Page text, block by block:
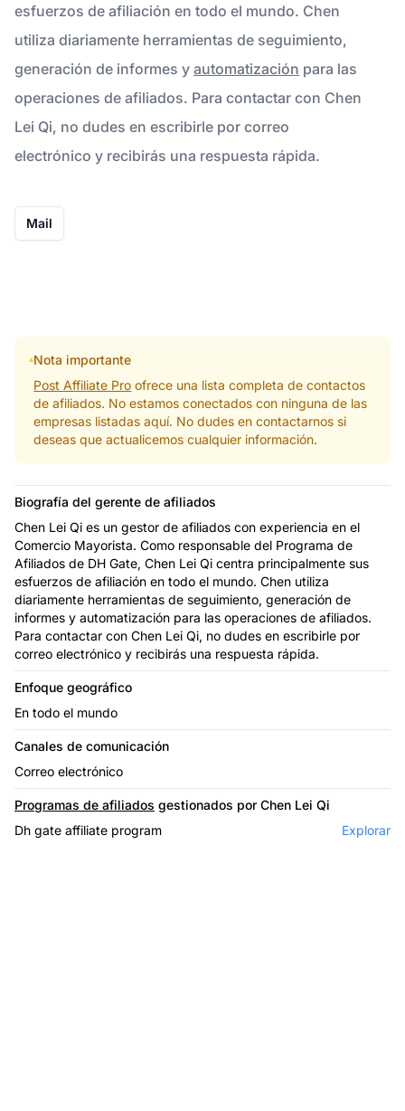
esfuerzos de afiliación en todo el mundo. Chen
utiliza diariamente herramientas de seguimiento,
generación de informes y automatización para las
operaciones de afiliados. Para contactar con Chen
Lei Qi, no dudes en escribirle por correo
electrónico y recibirás una respuesta rápida.
Mail
Nota importante
Post Affiliate Pro ofrece una lista completa de contactos
de afiliados. No estamos conectados con ninguna de las
empresas listadas aquí. No dudes en contactarnos si
deseas que actualicemos cualquier información.
Biografía del gerente de afiliados
Chen Lei Qi es un gestor de afiliados con experiencia en el
Comercio Mayorista. Como responsable del Programa de
Afiliados de DH Gate, Chen Lei Qi centra principalmente sus
esfuerzos de afiliación en todo el mundo. Chen utiliza
diariamente herramientas de seguimiento, generación de
informes y automatización para las operaciones de afiliados.
Para contactar con Chen Lei Qi, no dudes en escribirle por
correo electrónico y recibirás una respuesta rápida.
Enfoque geográfico
En todo el mundo
Canales de comunicación
Correo electrónico
Programas de afiliados gestionados por Chen Lei Qi
Dh gate affiliate program
Explorar